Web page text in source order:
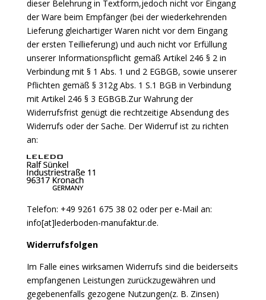
dieser Belehrung in Textform,jedoch nicht vor Eingang
der Ware beim Empfänger (bei der wiederkehrenden
Lieferung gleichartiger Waren nicht vor dem Eingang
der ersten Teillieferung) und auch nicht vor Erfüllung
unserer Informationspflicht gemäß Artikel 246 § 2 in
Verbindung mit § 1 Abs. 1 und 2 EGBGB, sowie unserer
Pflichten gemäß § 312g Abs. 1 S.1 BGB in Verbindung
mit Artikel 246 § 3 EGBGB.Zur Wahrung der
Widerrufsfrist genügt die rechtzeitige Absendung des
Widerrufs oder der Sache. Der Widerruf ist zu richten
an:
Telefon: +49 9261 675 38 02 oder per e-Mail an:
info[at]lederboden-manufaktur.de.
Widerrufsfolgen
Im Falle eines wirksamen Widerrufs sind die beiderseits
empfangenen Leistungen zurückzugewähren und
gegebenenfalls gezogene Nutzungen(z. B. Zinsen)